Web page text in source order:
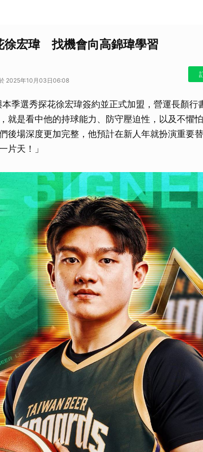
徐宏瑋 找機會向高錦瑋學習
2025年10月03日06:08
季選秀探花徐宏瑋簽約並正式加盟，營運長顏行
就是看中他的持球能力、防守壓迫性，以及不懼
後場深度更加完整，他預計在新人年就扮演重要
片天！」